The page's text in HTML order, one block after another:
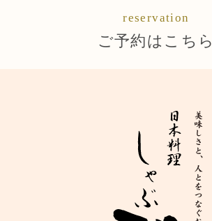
reservation
ご予約はこちら